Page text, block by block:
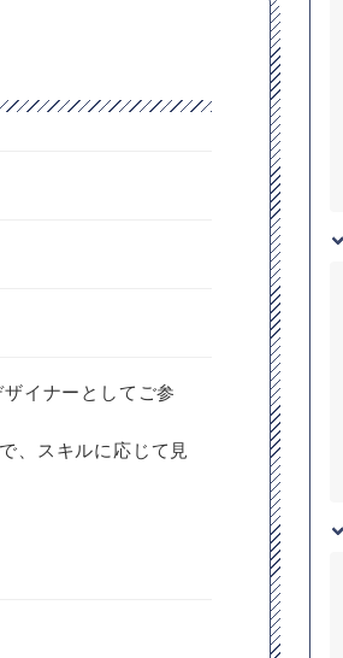
イナーとしてご参
、スキルに応じて見